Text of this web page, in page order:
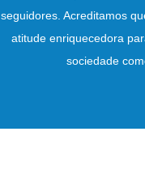
seguidores. Acreditamos
atitude enriquecedora
sociedade